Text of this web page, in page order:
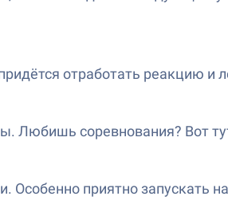
отработать реакцию и
Любишь соревнования? Вот
приятно запускать